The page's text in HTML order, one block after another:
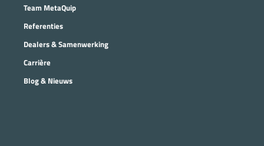
Team MetaQuip
Referenties
Dealers & Samenwerking
Carrière
Blog & Nieuws